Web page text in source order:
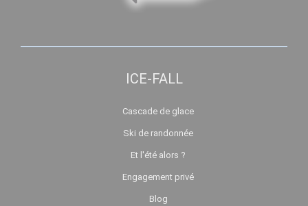
ICE-FALL
Cascade de glace
Ski de randonnée
Et l'été alors ?
Engagement privé
Blog